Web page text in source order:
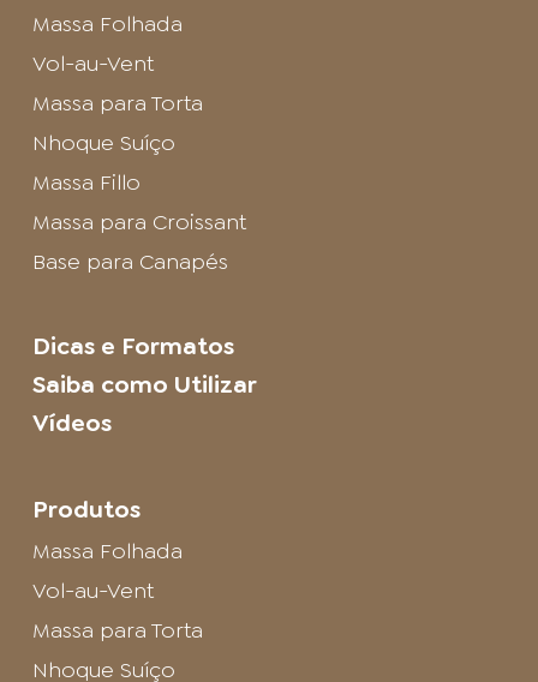
Massa Folhada
Vol-au-Vent
Massa para Torta
Nhoque Suíço
Massa Fillo
Massa para Croissant
Base para Canapés
Dicas e Formatos
Saiba como Utilizar
Vídeos
Produtos
Massa Folhada
Vol-au-Vent
Massa para Torta
Nhoque Suíço